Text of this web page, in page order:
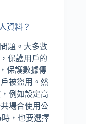
資料？
題。大多數
保護用戶的
保護數據傳
被盜用。然
例如設定高
場合使用公
時，也要選擇